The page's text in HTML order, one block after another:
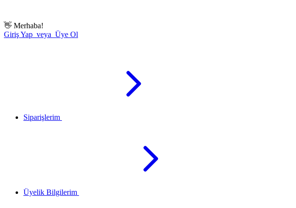
👋 Merhaba!
Giriş Yap veya Üye Ol
Siparişlerim
Üyelik Bilgilerim